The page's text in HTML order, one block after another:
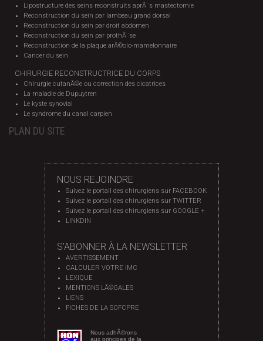
Lipostructure des seins reconstruits aprÃ¨s mastectomie
Reconstruction du sein par lambeau grand dorsal
Reconstruction du sein par droit abdomen
Reconstruction du sein par prothÃ¨se
Reconstruction de la plaque arÃ©olo-mamelonnaire
Cancer du sein
CHIRURGIE RECONSTRUCTRICE DU CORPS
Chirurgie cutanÃ©e ou correction des cicatrices
La maladie de Dupuytren
Le kyste synovial
Le syndrome du canal carpien
PLAN DU SITE
NOUS REJOINDRE
Suivez le portail des chirurgiens sur FACEBOOK
Suivez le portail des chirurgiens sur TWITTER
Suivez le portail des chirurgiens sur GOOGLE +
LINKDIN
S'ABONNER À LA NEWSLETTER
AVERTISSEMENT
CALCULER VOTRE IMC
LEXIQUE
MENTIONS LÃ©GALES
LIENS
FICHES DE LA SOFCPRE
Nous adhÃ©rons
aux principes de la